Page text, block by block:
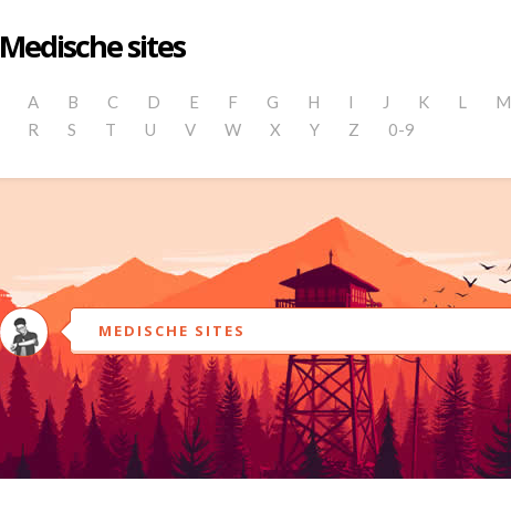
Medische sites
A B C D E F G H I J K L M
R
S T U V W X Y Z 0-9
MEDISCHE SITES